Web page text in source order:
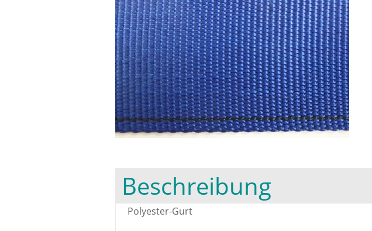
Beschreibung
Polyester-Gurt